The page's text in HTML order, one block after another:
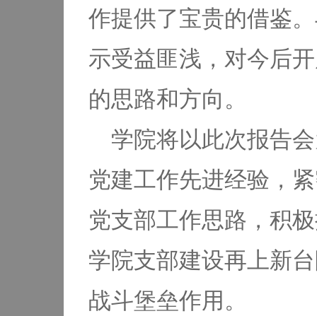
作提供了宝贵的借鉴
示受益匪浅，对今后
的思路和方向。
学院将以此次报告
党建工作先进经验，
党支部工作思路，积
学院支部建设再上新
战斗堡垒作用。